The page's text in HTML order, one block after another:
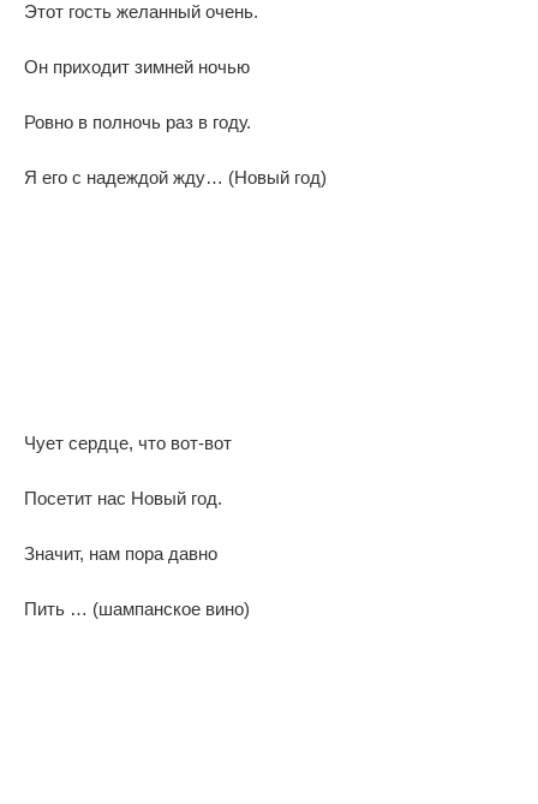
Этот гость желанный очень.
Он приходит зимней ночью
Ровно в полночь раз в году.
Я его с надеждой жду… (Новый год)
Чует сердце, что вот-вот
Посетит нас Новый год.
Значит, нам пора давно
Пить … (шампанское вино)